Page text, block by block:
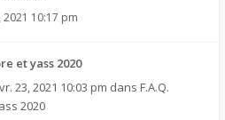
2021 10:17 pm
et yass 2020
23, 2021 10:03 pm dans F.A.Q.
2020